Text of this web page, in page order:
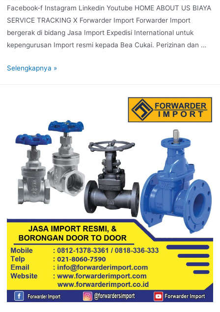
Facebook-f Instagram Linkedin Youtube HOME ABOUT US BIAYA
SERVICE TRACKING X Forwarder Import Forwarder Import
bergerak di bidang Jasa Import Expedisi International untuk
kepengurusan Import resmi kepada Bea Cukai. Perizinan dan …
Selengkapnya »